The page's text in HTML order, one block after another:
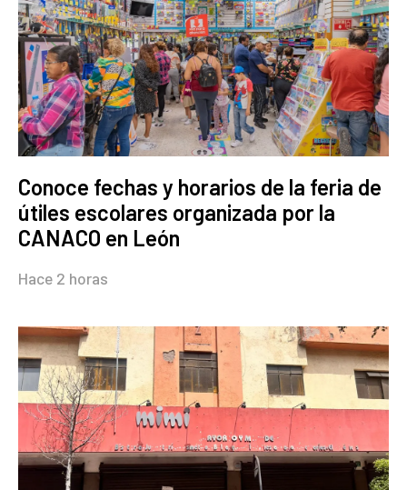
Conoce fechas y horarios de la feria de
útiles escolares organizada por la
CANACO en León
Hace 2 horas